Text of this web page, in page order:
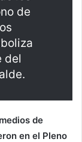
de
del
de
en el Pleno